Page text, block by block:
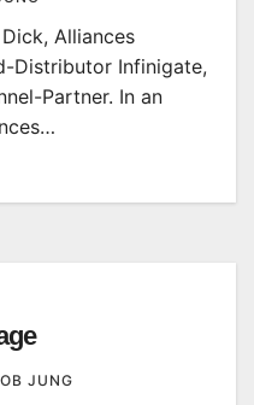
Alliances
Distributor Infinigate,
Partner. In an
JUNG